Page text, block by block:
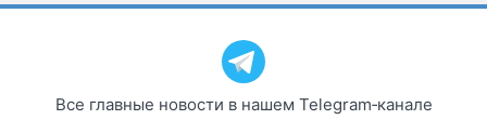
Все главные новости в нашем Telegram‑канале